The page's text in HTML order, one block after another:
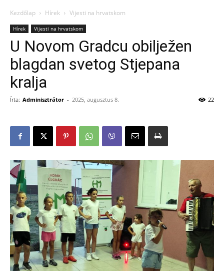
Kezdőlap Hírek Vijesti na hrvatskom
Hírek Vijesti na hrvatskom
U Novom Gradcu obilježen
blagdan svetog Stjepana
kralja
Írta: Adminisztrátor - 2025, augusztus 8. 22